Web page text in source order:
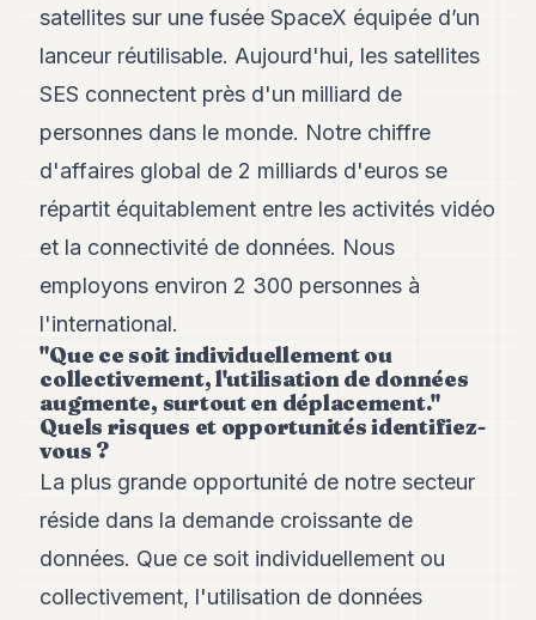
DE
VIVRE
ARTS
ASSURANCE
POLITIQUE
IMMOBILIER
PRIVATE
EQUITY
SPORT
JURIDIQUE
ENTREPRISES
CONTACT
satellites sur une fusée SpaceX équipée d’un
lanceur réutilisable. Aujourd'hui, les satellites
SES connectent près d'un milliard de
personnes dans le monde. Notre chiffre
d'affaires global de 2 milliards d'euros se
répartit équitablement entre les activités vidéo
et la connectivité de données. Nous
employons environ 2 300 personnes à
l'international.
"Que ce soit individuellement ou
collectivement, l'utilisation de données
augmente, surtout en déplacement."
Quels risques et opportunités identifiez-
vous ?
La plus grande opportunité de notre secteur
réside dans la demande croissante de
données. Que ce soit individuellement ou
collectivement, l'utilisation de données